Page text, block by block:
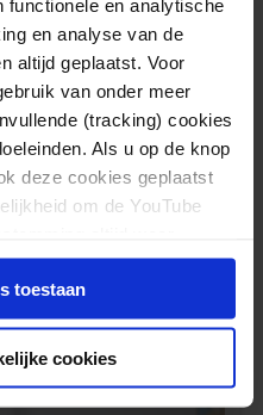
en analytische
en analyse van de
altijd geplaatst. Voor
van onder meer
(tracking) cookies
Als u op de knop
deze cookies geplaatst
om de YouTube
toestaan
cookies
lggz.
ZonMW in de gaten